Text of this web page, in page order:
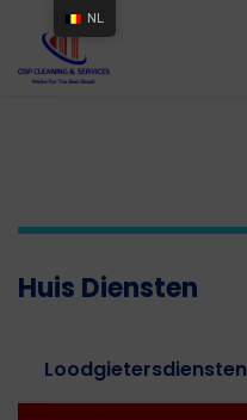
Huis Diensten
Loodgietersdiensten
NL